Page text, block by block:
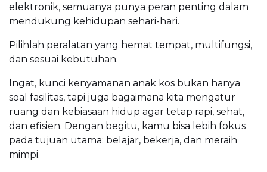
elektronik, semuanya punya peran penting dalam
mendukung kehidupan sehari-hari.
Pilihlah peralatan yang hemat tempat, multifungsi,
dan sesuai kebutuhan.
Ingat, kunci kenyamanan anak kos bukan hanya
soal fasilitas, tapi juga bagaimana kita mengatur
ruang dan kebiasaan hidup agar tetap rapi, sehat,
dan efisien. Dengan begitu, kamu bisa lebih fokus
pada tujuan utama: belajar, bekerja, dan meraih
mimpi.